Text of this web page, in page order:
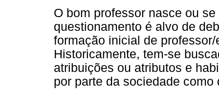
O bom professor nasce ou
questionamento é alvo de
formação inicial de
Historicamente, tem-se
atribuições ou atributos e
por parte da sociedade como